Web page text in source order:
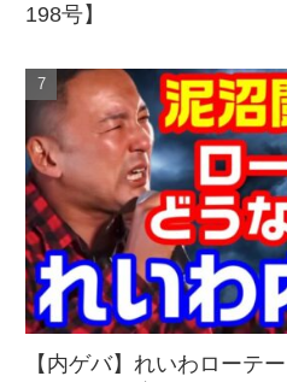
198号】
【内ゲバ】れいわローテ